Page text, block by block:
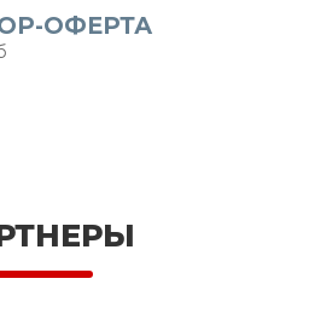
ОФЕРТА